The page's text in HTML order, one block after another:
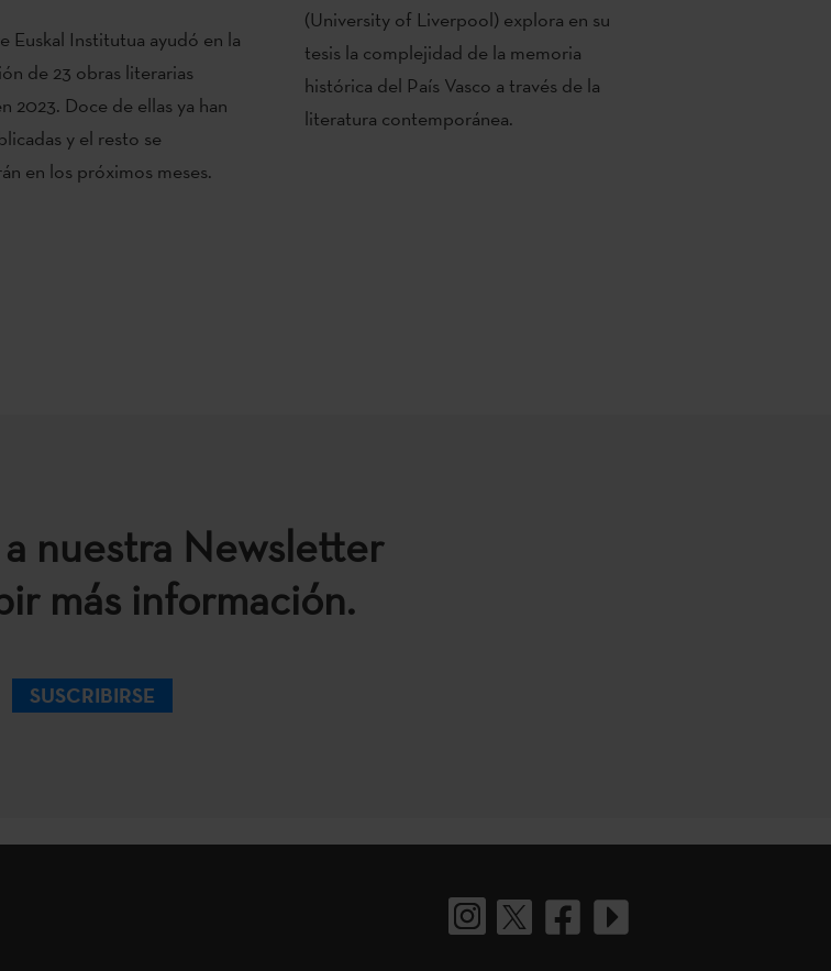
Euskal Institutua ayudó en la
de 23 obras literarias
2023. Doce de ellas ya han
y el resto se
en los próximos meses.
(University of Liverpool) explora en su
tesis la complejidad de la memoria
histórica del País Vasco a través de la
literatura contemporánea.
nuestra Newsletter
más información.
SUSCRIBIRSE